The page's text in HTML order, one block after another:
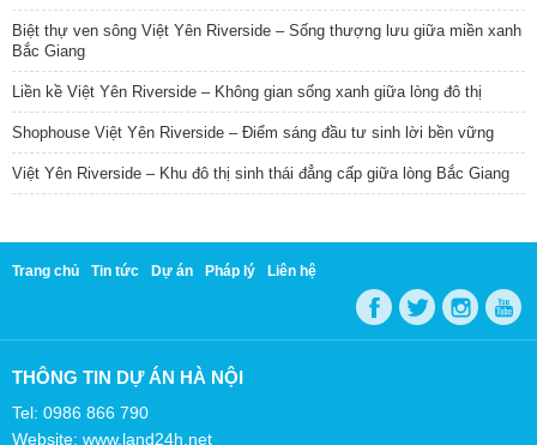
Biệt thự ven sông Việt Yên Riverside – Sống thượng lưu giữa miền xanh
Bắc Giang
Liền kề Việt Yên Riverside – Không gian sống xanh giữa lòng đô thị
Shophouse Việt Yên Riverside – Điểm sáng đầu tư sinh lời bền vững
Việt Yên Riverside – Khu đô thị sinh thái đẳng cấp giữa lòng Bắc Giang
Trang chủ Tin tức Dự án Pháp lý Liên hệ
THÔNG TIN DỰ ÁN HÀ NỘI
Tel: 0986 866 790
Website: www.land24h.net